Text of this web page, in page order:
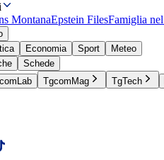
MontanaEpstein FilesFamiglia
Economia Sport
Meteo
Schede
TgcomMag TgTech